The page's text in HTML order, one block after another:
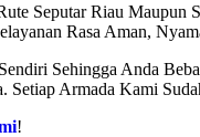
Seputar Riau
Rasa Aman,
Sehingga Anda
Armada Kami
!